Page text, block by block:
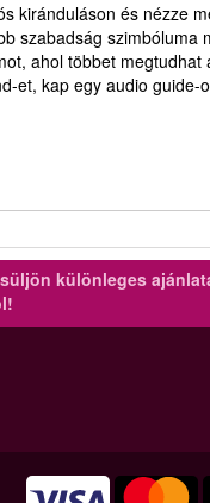
kiránduláson és nézze
szabadság
ahol többet
et, kap egy audio
különleges